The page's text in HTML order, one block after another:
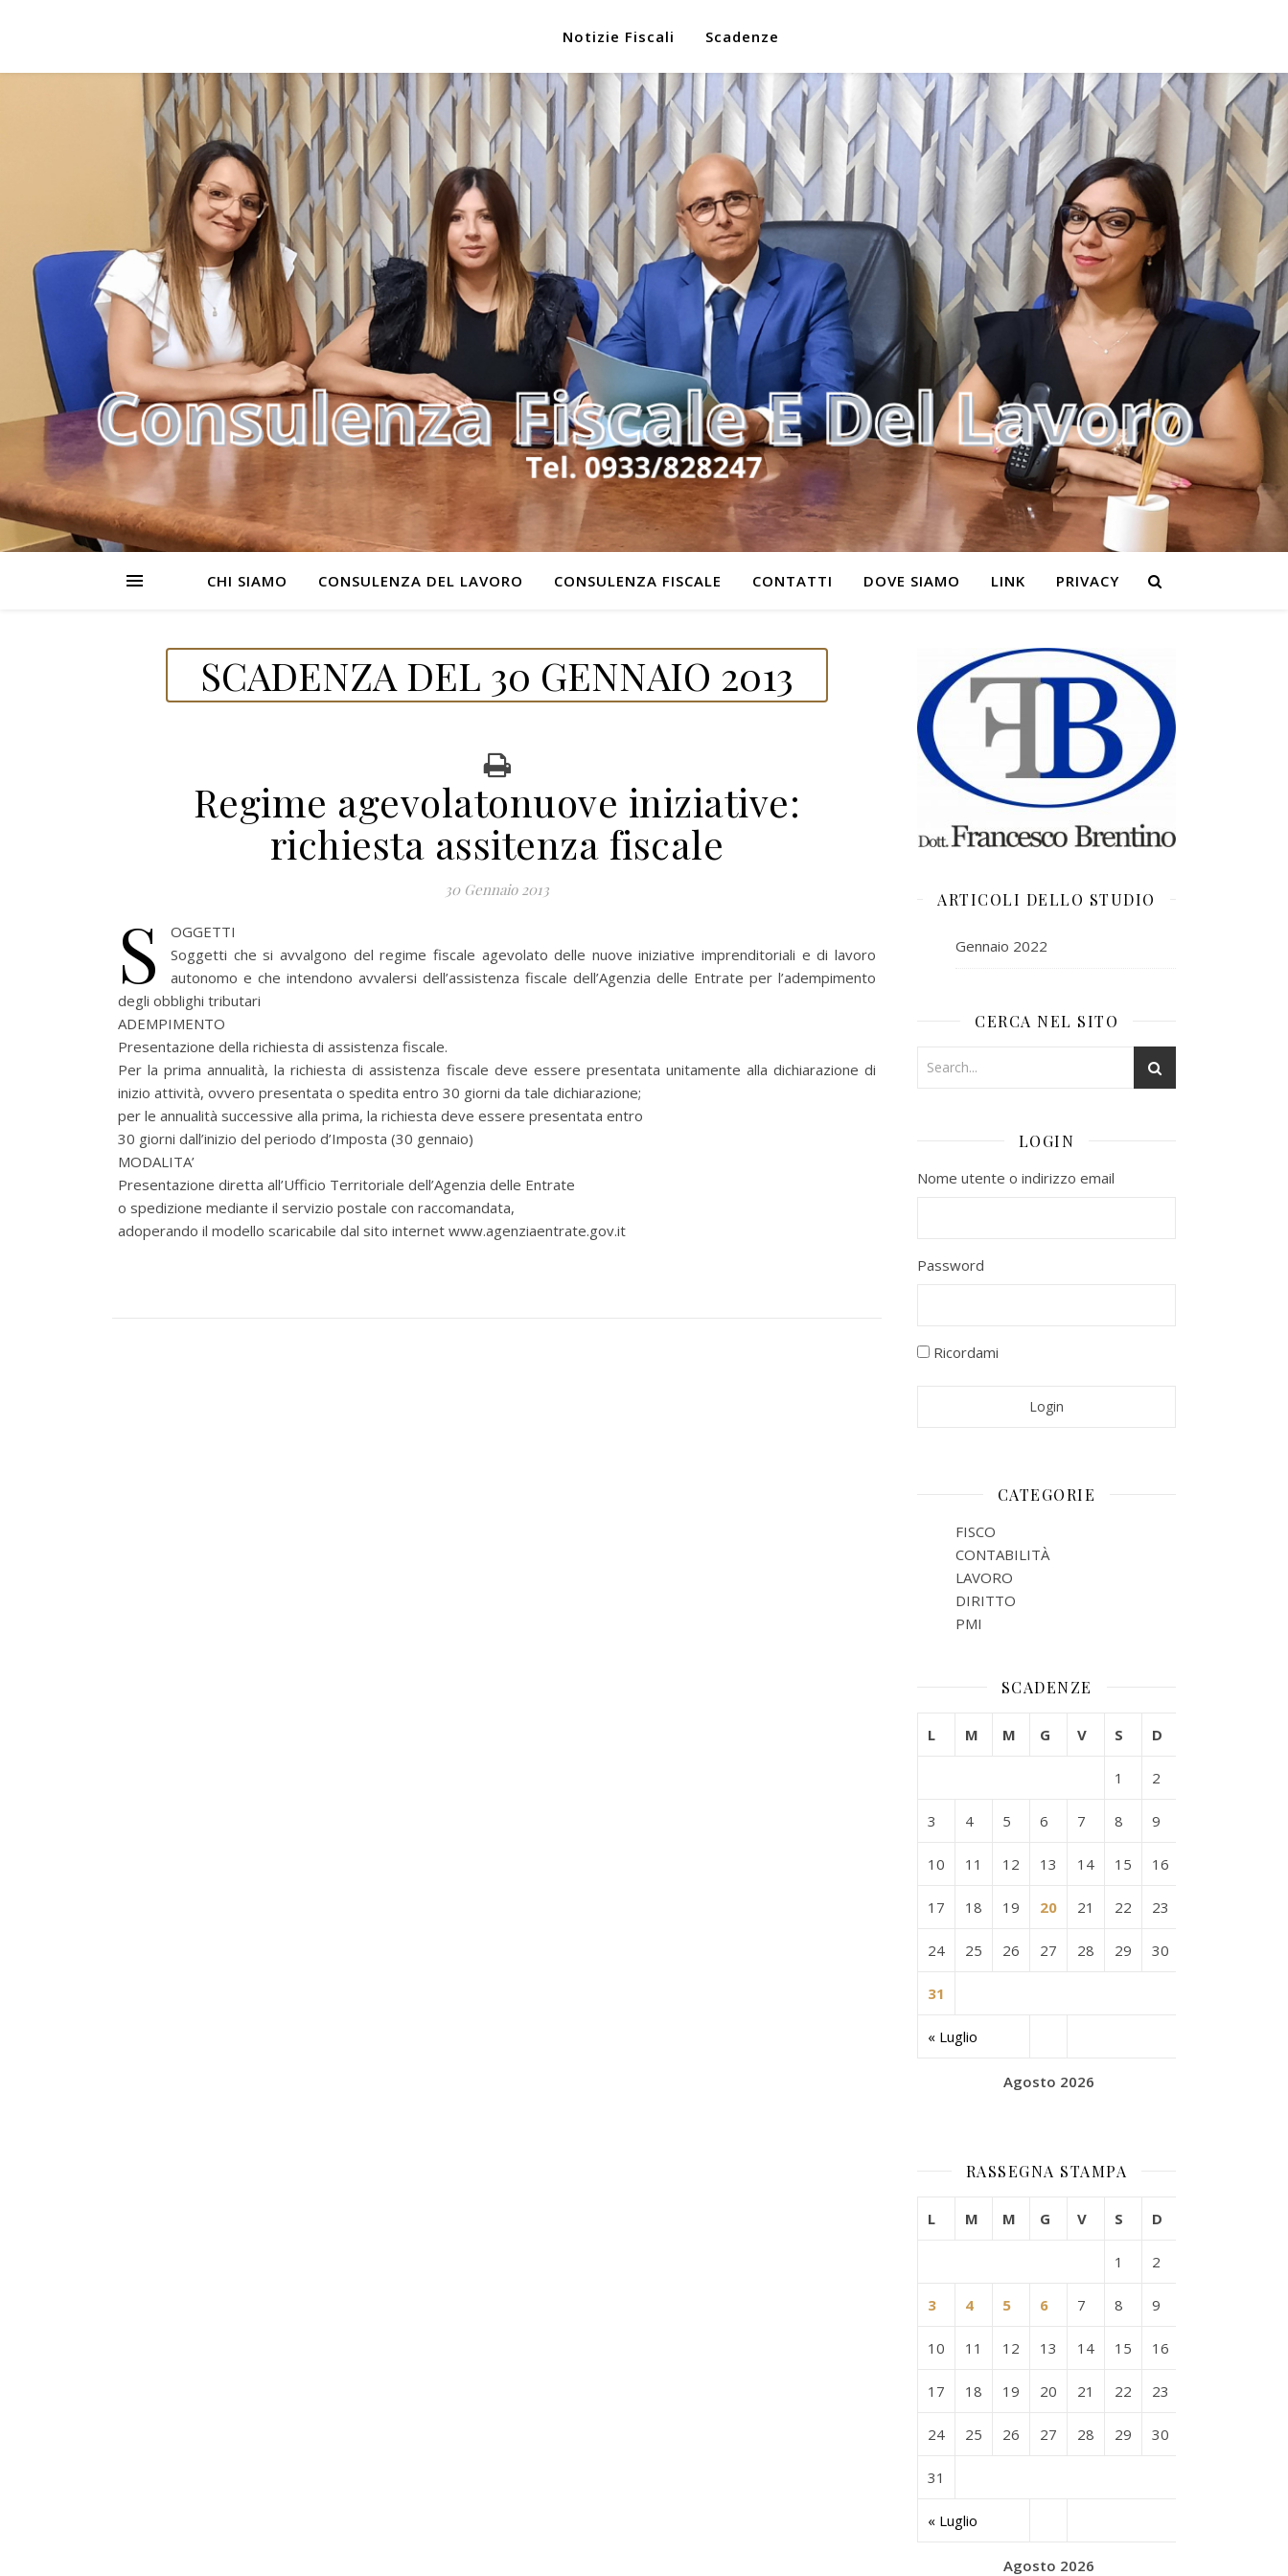
Notizie Fiscali Scadenze
CHI SIAMO CONSULENZA DEL LAVORO CONSULENZA FISCALE CONTATTI DOVE SIAMO LINK PRIVACY
SCADENZA DEL 30 GENNAIO 2013
Regime agevolatonuove iniziative:
richiesta assitenza fiscale
30 Gennaio 2013
S
OGGETTI
Soggetti che si avvalgono del regime fiscale agevolato delle nuove iniziative imprenditoriali e di lavoro
autonomo e che intendono avvalersi dell’assistenza fiscale dell’Agenzia delle Entrate per l’adempimento
degli obblighi tributari
ADEMPIMENTO
Presentazione della richiesta di assistenza fiscale.
Per la prima annualità, la richiesta di assistenza fiscale deve essere presentata unitamente alla dichiarazione di
inizio attività, ovvero presentata o spedita entro 30 giorni da tale dichiarazione;
per le annualità successive alla prima, la richiesta deve essere presentata entro
30 giorni dall’inizio del periodo d’Imposta (30 gennaio)
MODALITA’
Presentazione diretta all’Ufficio Territoriale dell’Agenzia delle Entrate
o spedizione mediante il servizio postale con raccomandata,
adoperando il modello scaricabile dal sito internet www.agenziaentrate.gov.it
ARTICOLI DELLO STUDIO
Gennaio 2022
CERCA NEL SITO
LOGIN
Nome utente o indirizzo email
Password
Ricordami
CATEGORIE
FISCO
CONTABILITÀ
LAVORO
DIRITTO
PMI
SCADENZE
Agosto 2026
L M M G V S D
« Luglio
1 2
3 4 5 6 7 8 9
10 11 12 13 14 15 16
17 18 19 20 21 22 23
24 25 26 27 28 29 30
31
RASSEGNA STAMPA
Agosto 2026
L M M G V S D
« Luglio
1 2
3 4 5 6 7 8 9
10 11 12 13 14 15 16
17 18 19 20 21 22 23
24 25 26 27 28 29 30
31